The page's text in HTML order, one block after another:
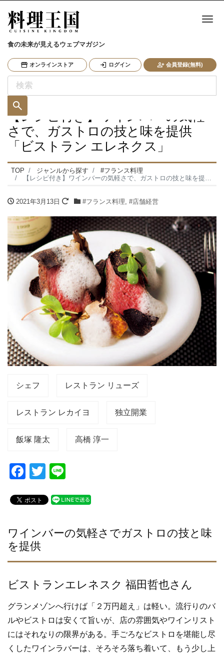
食の未来が見えるウェブマガジン
オンラインストア ログイン 会員登録(無料)
ナ
【レシピ付き】ワインバーの気軽
さで、ガストロの技と味を提供
「ビストラン エレネクス」
TOP ジャンルから探す
#フランス料理
【レシピ付き】ワインバーの気軽さで、ガストロの技と味を提供「ビストラン エレネクス」
2021年3月13日 #フランス料理, #店舗経営
シェフ レストラン リューズ
レストラン レカイヨ 独立開業
飯塚 隆太 高橋 淳一
F
c
b
o
o
k
T
tt
e
ワインバーの気軽さでガストロの技と味
を提供
ビストランエレネスク 福田哲也さん
グランメゾンへ行けば「２万円超え」は軽い。流行りのバ
ルやビストロは安くて旨いが、店の雰囲気やワインリスト
にはそれなりの限界がある。手ごろなビストロを堪能し尽
くしたワインラバーは、そろそろ落ち着いて、もう少し上